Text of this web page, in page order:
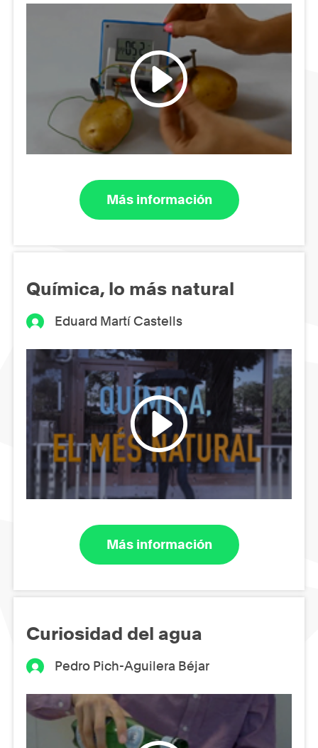
Más información
Química, lo más natural
Eduard Martí Castells
Más información
Curiosidad del agua
Pedro Pich-Aguilera Béjar